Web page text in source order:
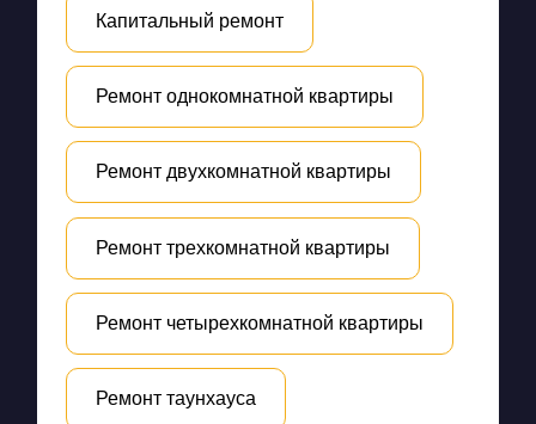
Капитальный ремонт
Ремонт однокомнатной квартиры
Ремонт двухкомнатной квартиры
Ремонт трехкомнатной квартиры
Ремонт четырехкомнатной квартиры
Ремонт таунхауса